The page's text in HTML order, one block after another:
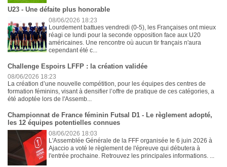
U23 - Une défaite plus honorable
08/06/2026 18:23
Lourdement battues vendredi (0-5), les Françaises ont mieux
réagi ce lundi pour la seconde opposition face aux U20
américaines. Une rencontre où aucun tir français n'aura
cependant été c...
Challenge Espoirs LFFP : la création validée
08/06/2026 18:23
La création d’une nouvelle compétition, pour les équipes des centres de
formation féminins, visant à densifier l’offre de pratique de ces catégories, a
été adoptée lors de l'Assemb...
Championnat de France féminin Futsal D1 - Le règlement adopté,
les 12 équipes potentielles connues
08/06/2026 18:03
L'Assemblée Générale de la FFF organisée le 6 juin 2026 à
Ajaccio a voté le règlement de l'épreuve qui débutera à
l'entrée prochaine. Retrouvez les principales informations. ...